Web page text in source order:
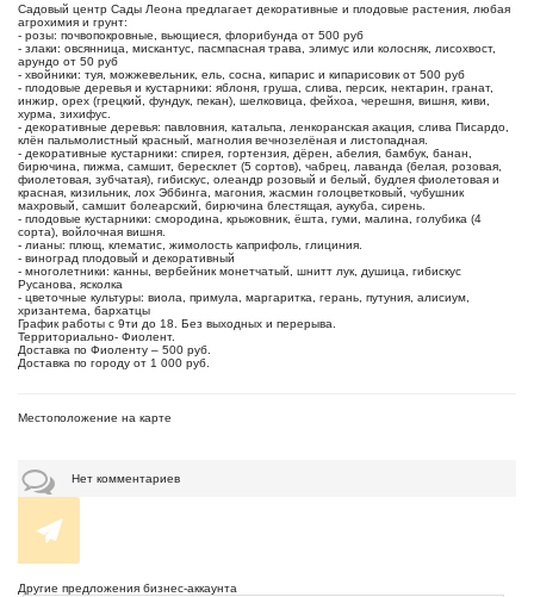
Садовый центр Сады Леона предлагает декоративные и плодовые растения, любая
агрохимия и грунт:
- розы: почвопокровные, вьющиеся, флорибунда от 500 руб
- злаки: овсянница, мискантус, пасмпасная трава, элимус или колосняк, лисохвост,
арундо от 50 руб
- хвойники: туя, можжевельник, ель, сосна, кипарис и кипарисовик от 500 руб
- плодовые деревья и кустарники: яблоня, груша, слива, персик, нектарин, гранат,
инжир, орех (грецкий, фундук, пекан), шелковица, фейхоа, черешня, вишня, киви,
хурма, зихифус.
- декоративные деревья: павловния, катальпа, ленкоранская акация, слива Писардо,
клён пальмолистный красный, магнолия вечнозелёная и листопадная.
- декоративные кустарники: спирея, гортензия, дёрен, абелия, бамбук, банан,
бирючина, пижма, самшит, бересклет (5 сортов), чабрец, лаванда (белая, розовая,
фиолетовая, зубчатая), гибискус, олеандр розовый и белый, будлея фиолетовая и
красная, кизильник, лох Эббинга, магония, жасмин голоцветковый, чубушник
махровый, самшит болеарский, бирючина блестящая, аукуба, сирень.
- плодовые кустарники: смородина, крыжовник, ёшта, гуми, малина, голубика (4
сорта), войлочная вишня.
- лианы: плющ, клематис, жимолость каприфоль, глициния.
- виноград плодовый и декоративный
- многолетники: канны, вербейник монетчатый, шнитт лук, душица, гибискус
Русанова, ясколка
- цветочные культуры: виола, примула, маргаритка, герань, путуния, алисиум,
хризантема, бархатцы
График работы с 9ти до 18. Без выходных и перерыва.
Территориально- Фиолент.
Доставка по Фиоленту – 500 руб.
Доставка по городу от 1 000 руб.
Местоположение на карте
Нет комментариев
Другие предложения бизнес-аккаунта